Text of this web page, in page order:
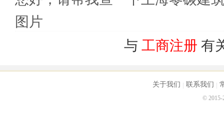
图片
与 工商注册 有
关于我们 联系我们
© 2015-